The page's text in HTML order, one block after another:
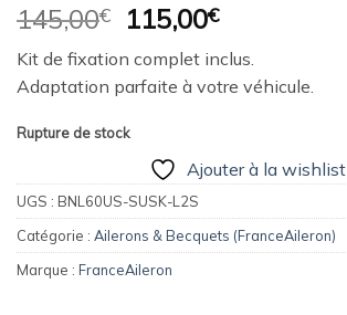
145,00€
Le
initial
était :
145,00€.
115,00€Le
prix
actuel
est :
Kit de fixation complet inclus.
Adaptation parfaite à votre véhicule.
Rupture de stock
Ajouter à la wishlist
UGS : BNL60US-SUSK-L2S
Catégorie : Ailerons & Becquets (FranceAileron)
Marque : FranceAileron